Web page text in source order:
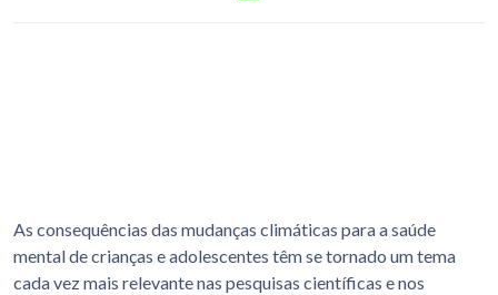
As consequências das mudanças climáticas para a saúde
mental de crianças e adolescentes têm se tornado um tema
cada vez mais relevante nas pesquisas científicas e nos